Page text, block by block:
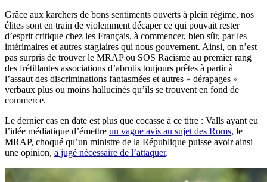
Grâce aux karchers de bons sentiments ouverts à plein régime, nos
élites sont en train de violemment décaper ce qui pouvait rester
d’esprit critique chez les Français, à commencer, bien sûr, par les
intérimaires et autres stagiaires qui nous gouvernent. Ainsi, on n’est
pas surpris de trouver le MRAP ou SOS Racisme au premier rang
des frétillantes associations d’abrutis toujours prêtes à partir à
l’assaut des discriminations fantasmées et autres « dérapages »
verbaux plus ou moins hallucinés qu’ils se trouvent en fond de
commerce.
Le dernier cas en date est plus que cocasse à ce titre : Valls ayant eu
l’idée médiatique d’émettre un vague avis au sujet des Roms, le
MRAP, choqué qu’un ministre de la République puisse avoir ainsi
une opinion, a jugé nécessaire de l’attaquer.